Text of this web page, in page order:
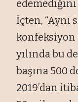
edemediğini
İçten, “Aynı
konfeksiyon
yılında bu
başına 500
2019’dan